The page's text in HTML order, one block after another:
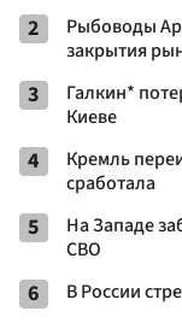
2
Рыбоводы
закрытия
3
Галкин*
Киеве
4
Кремль
сработала
5
На Западе
СВО
6 В России